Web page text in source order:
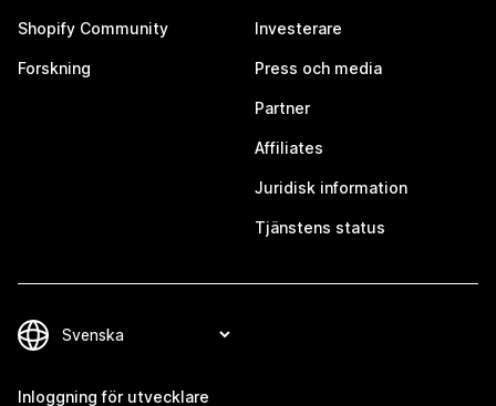
Shopify Community
Forskning
Investerare
Press och media
Partner
Affiliates
Juridisk information
Tjänstens status
Inloggning för utvecklare